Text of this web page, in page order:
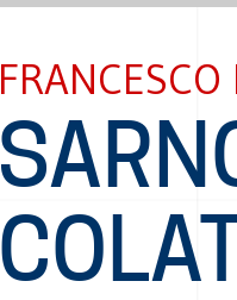
FRANCESCO